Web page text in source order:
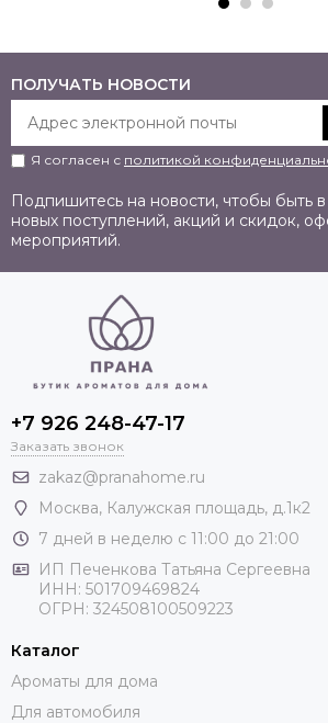
ПОЛУЧАТЬ НОВОСТИ
Я согласен с политикой
Подпишитесь на новости, чтобы быть
новых поступлений, акций и скидок,
мероприятий.
+7 926 248-47-17
Заказать звонок
zakaz@pranahome.ru
Москва, Калужская площадь, д.1к2
7 дней в неделю с 11:00 до 21:00
ИП Печенкова Татьяна Сергеевна
ИНН: 501709469824
ОГРН: 324508100509223
Каталог
Ароматы для дома
Для автомобиля